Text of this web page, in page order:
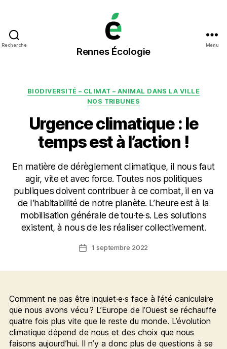
Recherche
Rennes
Écologie
Rennes Écologie
Menu
Catégories
BIODIVERSITÉ – CLIMAT – ANIMAL DANS LA VILLE
NOS TRIBUNES
Urgence climatique : le
temps est à l’action !
En matière de dérèglement climatique, il nous faut
agir, vite et avec force. Toutes nos politiques
publiques doivent contribuer à ce combat, il en va
de l’habitabilité de notre planète. L’heure est à la
mobilisation générale de tou·te·s. Les solutions
existent, à nous de les réaliser collectivement.
Date1 septembre 2022
Comment ne pas être inquiet·e·s face à l’été caniculaire
que nous avons vécu ? L’Europe de l’Ouest se réchauffe
quatre fois plus vite que le reste du monde. L’évolution
climatique dépend de nous et des choix que nous
faisons aujourd’hui. Il n’y a donc plus de questions à se